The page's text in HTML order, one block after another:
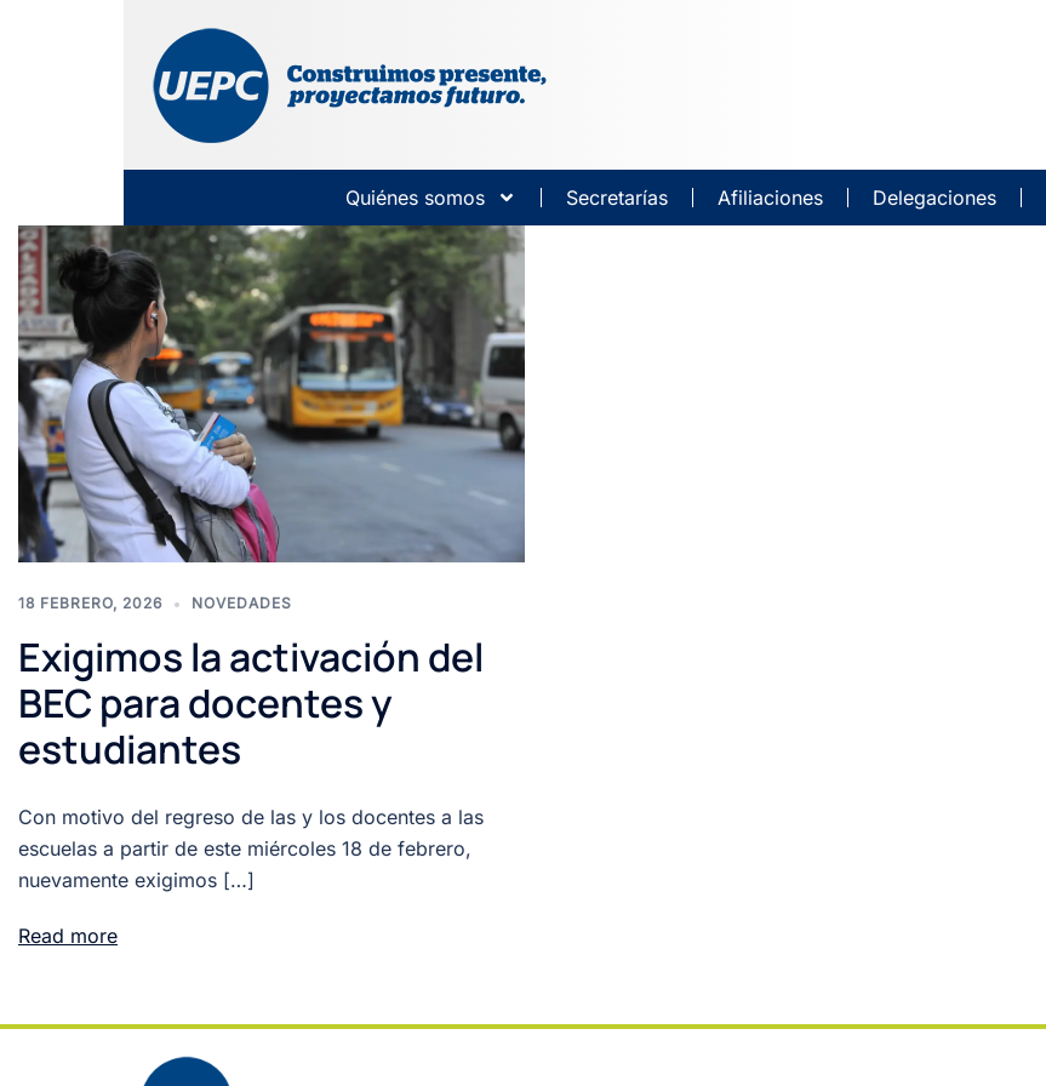
Quiénes somos Secretarías Afiliaciones Delegaciones
18 FEBRERO, 2026 NOVEDADES
Exigimos la activación del
BEC para docentes y
estudiantes
Con motivo del regreso de las y los docentes a las
escuelas a partir de este miércoles 18 de febrero,
nuevamente exigimos […]
Read more